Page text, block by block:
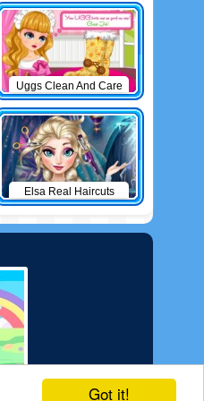
Got it!
Uggs Clean And Care
Elsa Real Haircuts